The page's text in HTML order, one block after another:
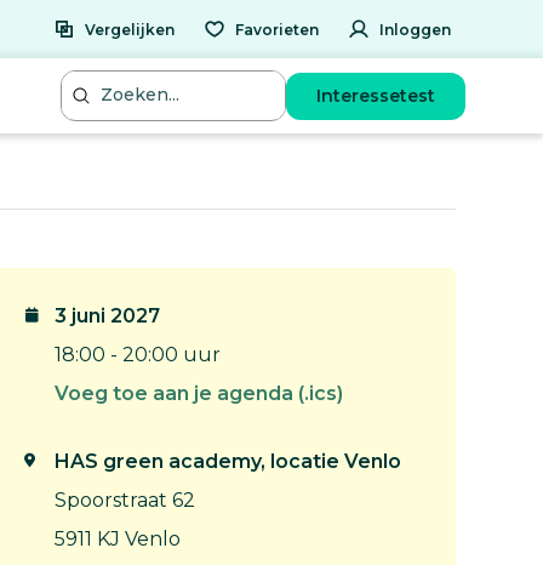
Vergelijken Favorieten Inloggen
Interessetest
3 juni 2027
18:00 - 20:00 uur
Voeg toe aan je agenda (.ics)
HAS green academy, locatie Venlo
Spoorstraat 62
5911 KJ Venlo